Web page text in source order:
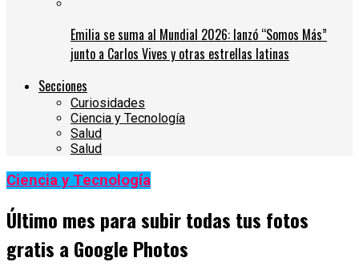
Emilia se suma al Mundial 2026: lanzó “Somos Más”
junto a Carlos Vives y otras estrellas latinas
Secciones
Curiosidades
Ciencia y Tecnología
Salud
Salud
Ciencia y Tecnología
Último mes para subir todas tus fotos
gratis a Google Photos